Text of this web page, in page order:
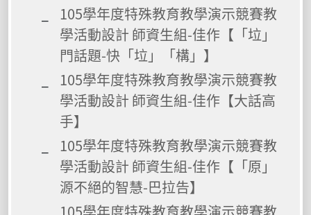
105學年度特殊教育教學演示競賽教
學活動設計 師資生組-佳作【「垃」
門話題-快「垃」「構」】
105學年度特殊教育教學演示競賽教
學活動設計 師資生組-佳作【大話高
手】
105學年度特殊教育教學演示競賽教
學活動設計 師資生組-佳作【「原」
源不絕的智慧-巴拉告】